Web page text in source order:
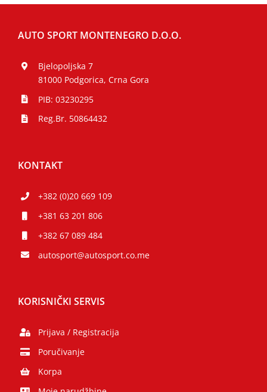
AUTO SPORT MONTENEGRO D.O.O.
Bjelopoljska 7
81000 Podgorica, Crna Gora
PIB: 03230295
Reg.Br. 50864432
KONTAKT
+382 (0)20 669 109
+381 63 201 806
+382 67 089 484
autosport@autosport.co.me
KORISNIČKI SERVIS
Prijava / Registracija
Poručivanje
Korpa